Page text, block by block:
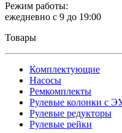
Режим работы:
ежедневно с 9 до 19:00
Товары
Комплектующие
Насосы
Ремкомплекты
Рулевые колонки с
Рулевые редукторы
Рулевые рейки